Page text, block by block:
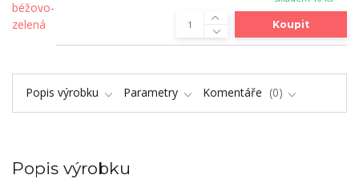
Koupit
Popis výrobku Parametry Komentáře 0
Popis výrobku